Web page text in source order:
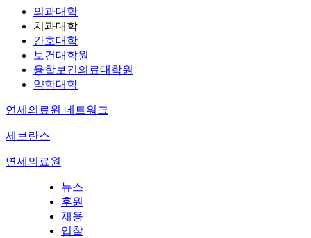
의과대학
치과대학
간호대학
보건대학원
융합보건의료대학원
약학대학
연세의료원 네트워크
세브란스
연세의료원
뉴스
후원
채용
입찰